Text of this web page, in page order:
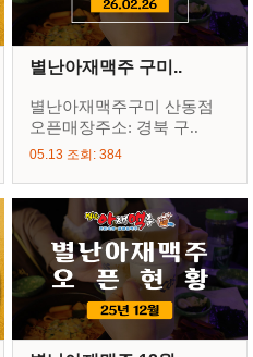
별난아재맥주 구미..
별난아재맥주구미 산동점
오픈매장주소: 경북 구..
05.13 조회: 384